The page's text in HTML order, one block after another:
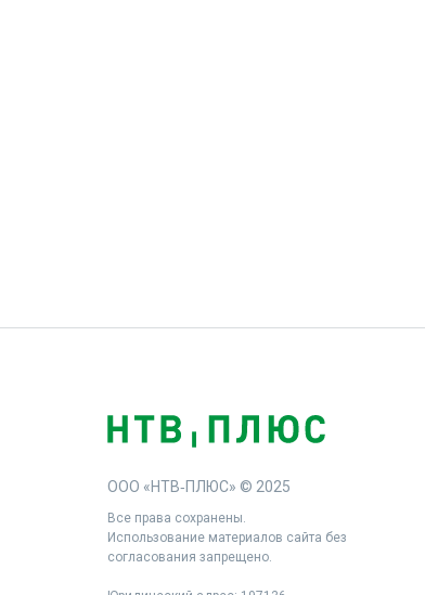
ООО «НТВ‑ПЛЮС» © 2025
Все права сохранены.
Использование материалов сайта без
согласования запрещено.